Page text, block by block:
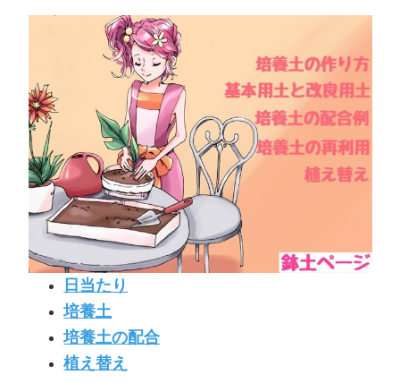
日当たり
培養土
培養土の配合
植え替え